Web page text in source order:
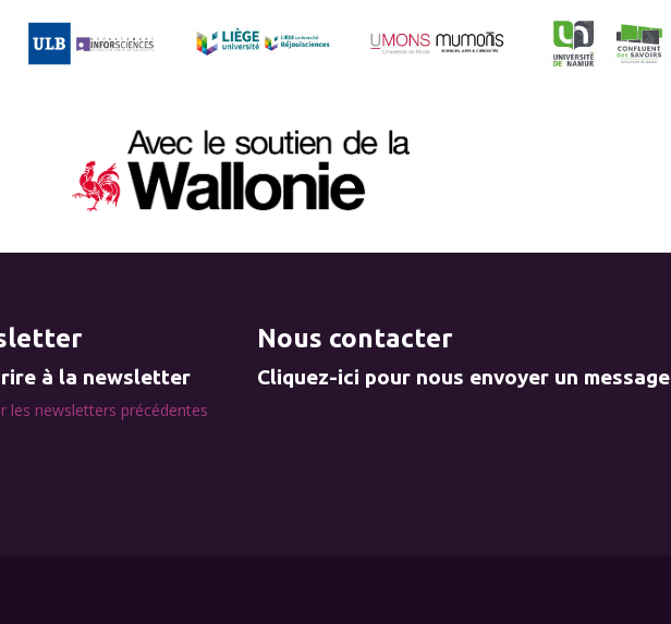
à la newsletter
les newsletters précédentes
Nous contacter
Cliquez-ici pour nous envoyer un message